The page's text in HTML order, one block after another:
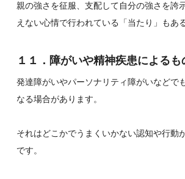
親の強さを征服、支配して自分の強さを誇
えない心情で行われている「当たり」もあ
１１．障がいや精神疾患によるも
発達障がいやパーソナリティ障がいなどで
なる場合があります。
それはどこかでうまくいかない認知や行動
です。